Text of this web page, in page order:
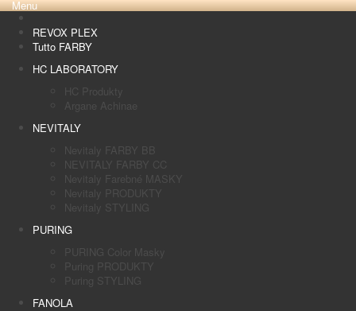
Menu
REVOX PLEX
Tutto FARBY
HC LABORATORY
HC Produkty
Argane Achinae
NEVITALY
Nevitaly FARBY BB
NEVITALY FARBY CC
Nevitaly Farebné MASKY
Nevitaly PRODUKTY
Nevitaly STYLING
PURING
PURING Color Masky
Puring PRODUKTY
Puring STYLING
FANOLA